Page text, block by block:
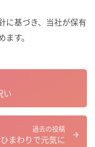
に基づき、当社が保有
す。
過去の投稿
まわりで元気に
い